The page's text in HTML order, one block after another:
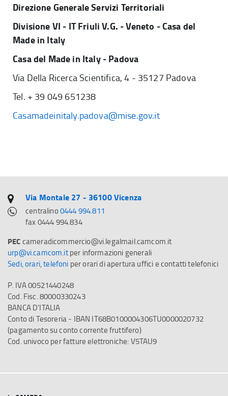
Direzione Generale Servizi Territoriali
Divisione VI - IT Friuli V.G. - Veneto - Casa del
Made in Italy
Casa del Made in Italy - Padova
Via Della Ricerca Scientifica, 4 - 35127 Padova
Tel. + 39 049 651238
Casamadeinitaly.padova@mise.gov.it
Via Montale 27 - 36100 Vicenza
centralino0444 994.811
fax 0444 994.834
PECcameradicommercio@vi.legalmail.camcom.it
urp@vi.camcom.itper informazioni generali
Sedi, orari, telefoni per orari di apertura uffici e contatti telefonici
P. IVA 00521440248
Cod. Fisc. 80000330243
BANCA D'ITALIA
Conto di Tesoreria - IBAN IT68B0100004306TU0000020732
(pagamento su conto corrente fruttifero)
Cod. univoco per fatture elettroniche: V5TAU9